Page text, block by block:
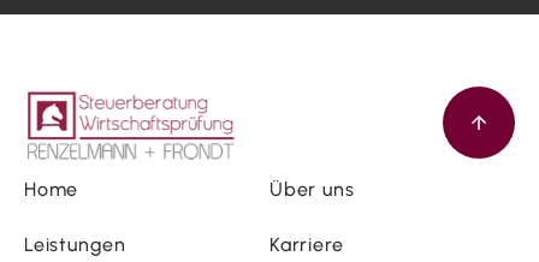
Home Über uns
Leistungen Karriere